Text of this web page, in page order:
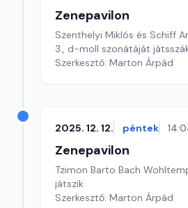
Zenepavilon
Szenthelyi Miklós és Schiff
3., d-moll szonátáját
Szerkesztő: Marton Árpád
2025. 12. 12. péntek
Zenepavilon
Tzimon Barto Bach
játszik
Szerkesztő: Marton Árpád